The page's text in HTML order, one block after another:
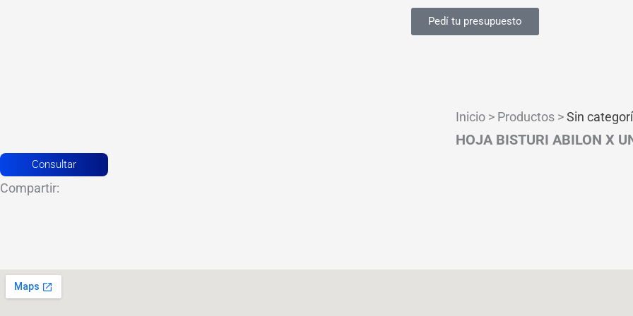
Pedí tu presupuesto
Inicio > Productos >Sin
HOJA BISTURI ABILON X
Consultar
Compartir: